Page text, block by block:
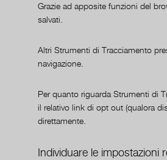
Grazie ad apposite funzioni del
salvati.
Altri Strumenti di Tracciamento
navigazione.
Per quanto riguarda Strumenti di
il relativo link di opt out (qualora
direttamente.
Individuare le impostazioni